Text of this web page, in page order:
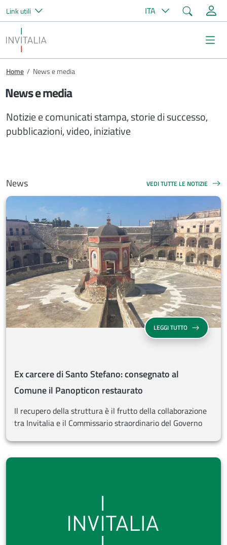
Salta al contenuto principale
Link utili ITA Cerca
Invitalia
Briciole di pane
Home / News e media
News e media
Notizie e comunicati stampa, storie di successo,
pubblicazioni, video, iniziative
News VEDI TUTTE LE NOTIZIE
NEWS
LEGGI TUTTOEX CARCERE
Ex carcere di Santo Stefano: consegnato al
Comune il Panopticon restaurato
Il recupero della struttura è il frutto della collaborazione
tra Invitalia e il Commissario straordinario del Governo